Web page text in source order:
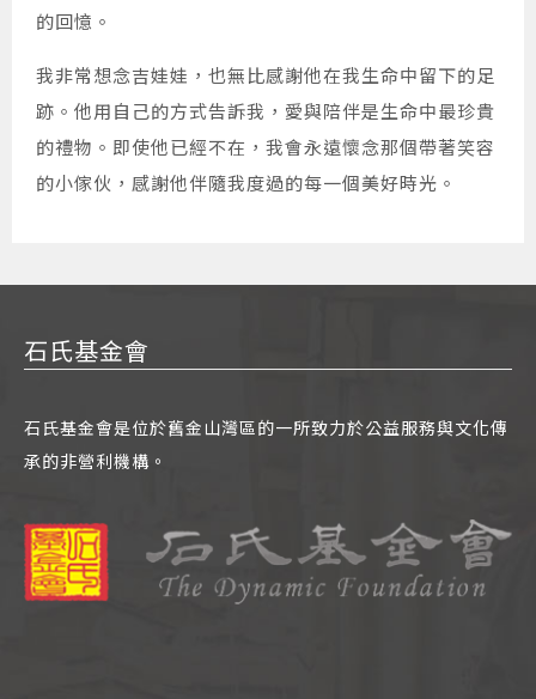
的回憶。
我非常想念吉娃娃，也無比感謝他在我生命中留下的足
跡。他用自己的方式告訴我，愛與陪伴是生命中最珍貴
的禮物。即使他已經不在，我會永遠懷念那個帶著笑容
的小傢伙，感謝他伴隨我度過的每一個美好時光。
石氏基金會
石氏基金會是位於舊金山灣區的一所致力於公益服務與文化傳
承的非營利機構。